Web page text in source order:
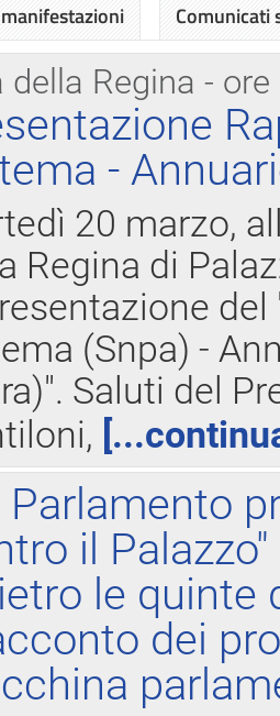
della Regina - ore
-
20 marzo,
Regina di
(Snpa) -
Saluti del
Parlamento
il Palazzo"
le quinte
dei
Comunicati